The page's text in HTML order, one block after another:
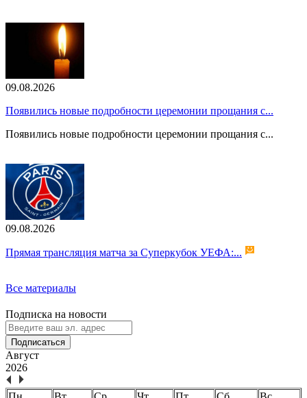
09.08.2026
Появились новые подробности церемонии прощания с...
Появились новые подробности церемонии прощания с...
09.08.2026
Прямая трансляция матча за Суперкубок УЕФА:...
Все материалы
Подписка на новости
Подписаться
Август
2026